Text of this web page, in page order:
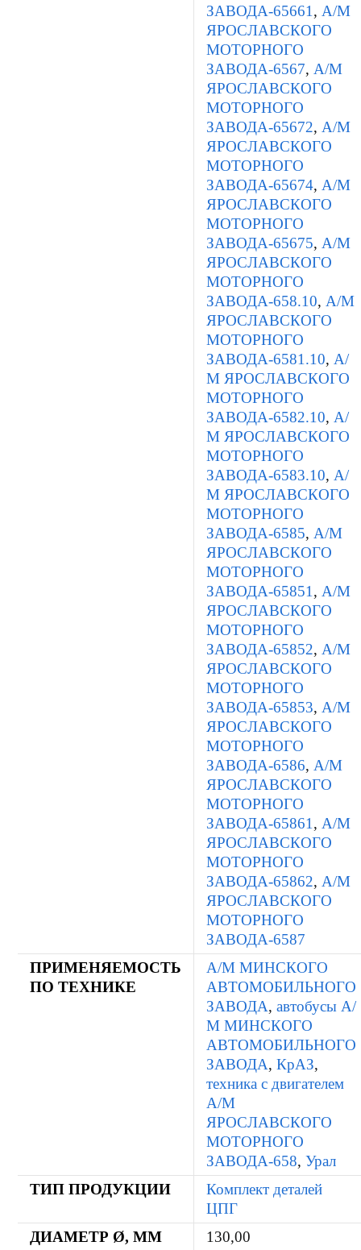
ЗАВОДА-65661 , А/М
ЯРОСЛАВСКОГО
МОТОРНОГО
ЗАВОДА-6567, А/М
ЯРОСЛАВСКОГО
МОТОРНОГО
ЗАВОДА-65672, А/М
ЯРОСЛАВСКОГО
МОТОРНОГО
ЗАВОДА-65674, А/М
ЯРОСЛАВСКОГО
МОТОРНОГО
ЗАВОДА-65675, А/М
ЯРОСЛАВСКОГО
МОТОРНОГО
ЗАВОДА-658.10, А/М
ЯРОСЛАВСКОГО
МОТОРНОГО
ЗАВОДА-6581.10, А/
М ЯРОСЛАВСКОГО
МОТОРНОГО
ЗАВОДА-6582.10, А/
М ЯРОСЛАВСКОГО
МОТОРНОГО
ЗАВОДА-6583.10, А/
М ЯРОСЛАВСКОГО
МОТОРНОГО
ЗАВОДА-6585, А/М
ЯРОСЛАВСКОГО
МОТОРНОГО
ЗАВОДА-65851 , А/М
ЯРОСЛАВСКОГО
МОТОРНОГО
ЗАВОДА-65852, А/М
ЯРОСЛАВСКОГО
МОТОРНОГО
ЗАВОДА-65853, А/М
ЯРОСЛАВСКОГО
МОТОРНОГО
ЗАВОДА-6586, А/М
ЯРОСЛАВСКОГО
МОТОРНОГО
ЗАВОДА-65861 , А/М
ЯРОСЛАВСКОГО
МОТОРНОГО
ЗАВОДА-65862, А/М
ЯРОСЛАВСКОГО
МОТОРНОГО
ЗАВОДА-6587
ПРИМЕНЯЕМОСТЬ
ПО ТЕХНИКЕ
А/М МИНСКОГО
АВТОМОБИЛЬНОГО
ЗАВОДА,автобусы А/
М МИНСКОГО
АВТОМОБИЛЬНОГО
ЗАВОДА,КрАЗ,
техника с двигателем
А/М
ЯРОСЛАВСКОГО
МОТОРНОГО
ЗАВОДА-658,Урал
ТИП ПРОДУКЦИИ
Комплект деталей
ЦПГ
ДИАМЕТР Ø, ММ
130,00